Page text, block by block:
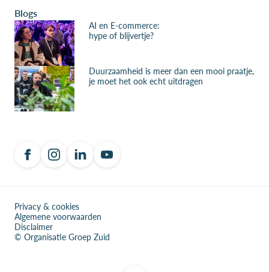
Blogs
AI en E-commerce:
hype of blijvertje?
Duurzaamheid is meer dan een mooi praatje,
je moet het ook echt uitdragen
Privacy & cookies
Algemene voorwaarden
Disclaimer
© Organisatie Groep Zuid